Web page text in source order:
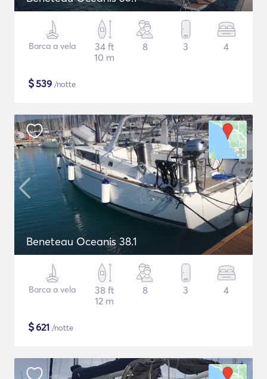
Barca a vela
34 ft
10 m
8 3 4
$539 /notte
Beneteau Oceanis 38.1
Barca a vela
38 ft
12 m
8 3 4
$621 /notte